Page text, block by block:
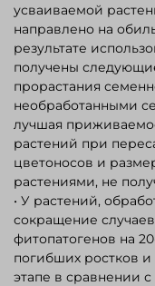
усваиваемой
направлено на
результате
получены
прорастания
необработанными
лучшая
растений при
цветоносов и
растениями, не
• У растений,
сокращение
фитопатогенов на
погибших ростков
этапе в сравнении с